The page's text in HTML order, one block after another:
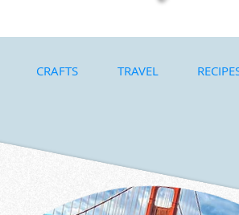
CRAFTS TRAVEL